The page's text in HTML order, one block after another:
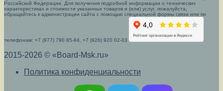
Российской Федерации. Для получения подробной информации о технических
характеристиках и стоимости указанных товаров и (или) услуг, пожалуйста,
обращайтесь к администрации сайта с помощью специальной формы связи или по
телефонам: +7 (977) 790 85-84, +7 (926) 920 02-03
2015-2026 © «Board-Msk.ru»
Политика конфиденциальности